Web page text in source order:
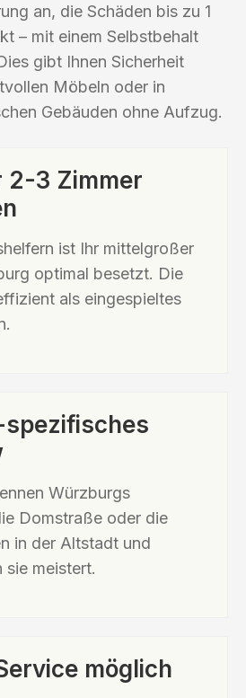
an, die Schäden bis zu 1
– mit einem Selbstbehalt
gibt Ihnen Sicherheit
Möbeln oder in
Gebäuden ohne Aufzug.
2-3 Zimmer
ist Ihr mittelgroßer
optimal besetzt. Die
als eingespieltes
Würzburgs
Domstraße oder die
in der Altstadt und
sie meistert.
möglich